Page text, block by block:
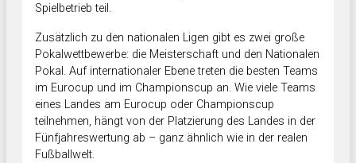
Spielbetrieb teil.
Zusätzlich zu den nationalen Ligen gibt es zwei große
Pokalwettbewerbe: die Meisterschaft und den Nationalen
Pokal. Auf internationaler Ebene treten die besten Teams
im Eurocup und im Championscup an. Wie viele Teams
eines Landes am Eurocup oder Championscup
teilnehmen, hängt von der Platzierung des Landes in der
Fünfjahreswertung ab – ganz ähnlich wie in der realen
Fußballwelt.